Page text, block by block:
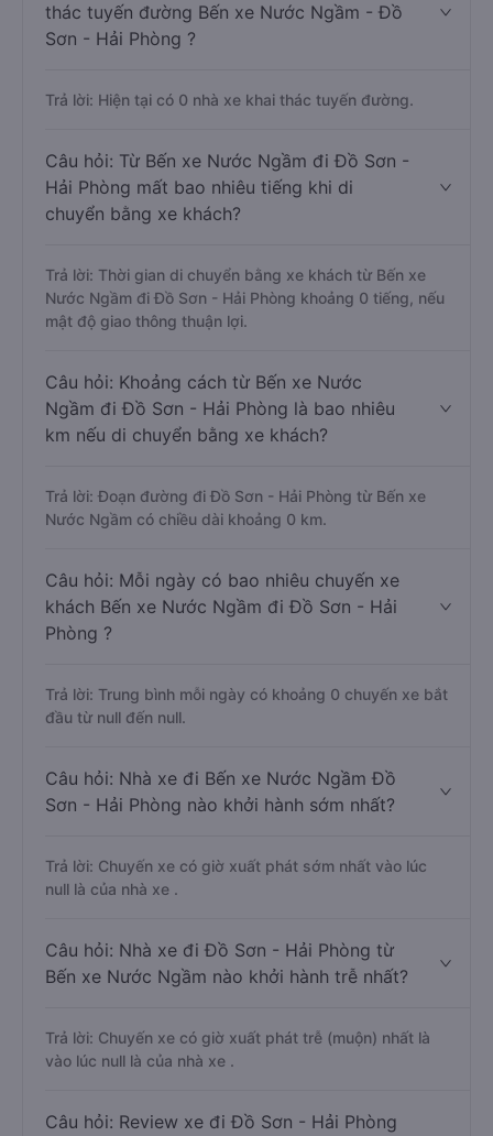
thác tuyến đường Bến xe Nước Ngầm - Đồ
Sơn - Hải Phòng ?
Trả lời: Hiện tại có 0 nhà xe khai thác tuyến đường.
Câu hỏi: Từ Bến xe Nước Ngầm đi Đồ Sơn -
Hải Phòng mất bao nhiêu tiếng khi di
chuyển bằng xe khách?
Trả lời: Thời gian di chuyển bằng xe khách từ Bến xe
Nước Ngầm đi Đồ Sơn - Hải Phòng khoảng 0 tiếng, nếu
mật độ giao thông thuận lợi.
Câu hỏi: Khoảng cách từ Bến xe Nước
Ngầm đi Đồ Sơn - Hải Phòng là bao nhiêu
km nếu di chuyển bằng xe khách?
Trả lời: Đoạn đường đi Đồ Sơn - Hải Phòng từ Bến xe
Nước Ngầm có chiều dài khoảng 0 km.
Câu hỏi: Mỗi ngày có bao nhiêu chuyến xe
khách Bến xe Nước Ngầm đi Đồ Sơn - Hải
Phòng ?
Trả lời: Trung bình mỗi ngày có khoảng 0 chuyến xe bắt
đầu từ null đến null.
Câu hỏi: Nhà xe đi Bến xe Nước Ngầm Đồ
Sơn - Hải Phòng nào khởi hành sớm nhất?
Trả lời: Chuyến xe có giờ xuất phát sớm nhất vào lúc
null là của nhà xe .
Câu hỏi: Nhà xe đi Đồ Sơn - Hải Phòng từ
Bến xe Nước Ngầm nào khởi hành trễ nhất?
Trả lời: Chuyến xe có giờ xuất phát trễ (muộn) nhất là
vào lúc null là của nhà xe .
Câu hỏi: Review xe đi Đồ Sơn - Hải Phòng